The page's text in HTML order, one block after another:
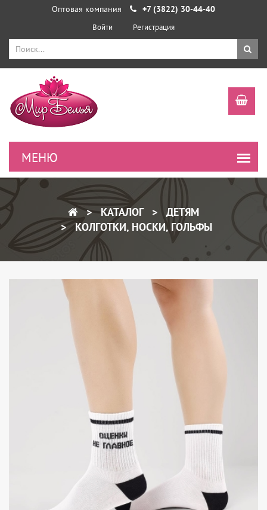
Оптовая компания +7 (3822) 30-44-40
Войти Регистрация
КАТАЛОГ
ДЕТЯМ
КОЛГОТКИ, НОСКИ, ГОЛЬФЫ